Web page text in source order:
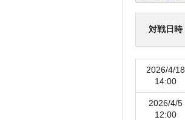
対戦日時
2026/4/18
14:00
2026/4/5
12:00